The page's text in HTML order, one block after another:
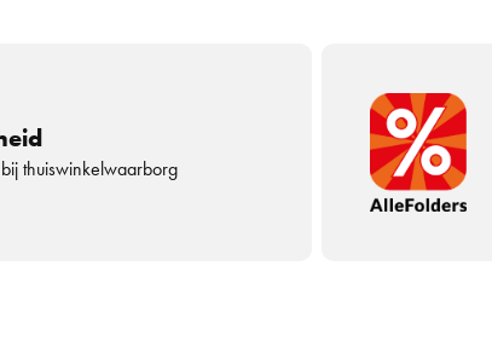
thuiswinkelwaarborg